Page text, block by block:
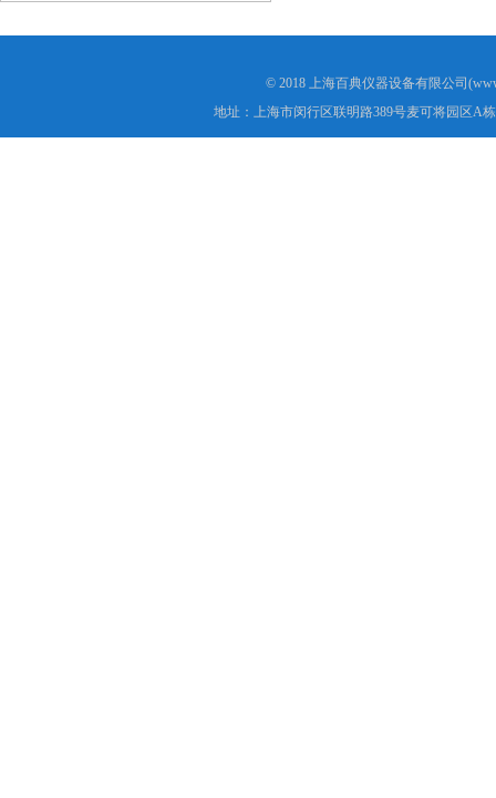
© 2018 上海百典仪器设备有限公司
地址：上海市闵行区联明路389号麦可将园区A